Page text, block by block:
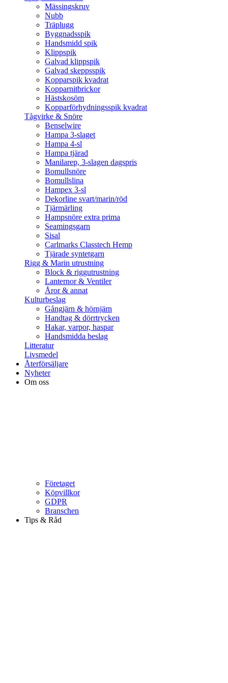
Mässingskruv
Nubb
Träplugg
Byggnadsspik
Handsmidd spik
Klippspik
Galvad klippspik
Galvad skeppsspik
Kopparspik kvadrat
Kopparnitbrickor
Hästskosöm
Kopparförhydningsspik kvadrat
Tågvirke & Snöre
Benselwire
Hampa 3-slaget
Hampa 4-sl
Hampa tjärad
Manilarep, 3-slagen dagspris
Bomullsnöre
Bomullslina
Hampex 3-sl
Dekorline svart/marin/röd
Tjärmärling
Hampsnöre extra prima
Seamingsgarn
Sisal
Carlmarks Classtech Hemp
Tjärade syntetgarn
Rigg & Marin utrustning
Block & riggutrustning
Lanternor & Ventiler
Åror & annat
Kulturbeslag
Gångjärn & hörnjärn
Handtag & dörrtrycken
Hakar, varpor, haspar
Handsmidda beslag
Litteratur
Livsmedel
Återförsäljare
Nyheter
Om oss
Företaget
Köpvillkor
GDPR
Branschen
Tips & Råd